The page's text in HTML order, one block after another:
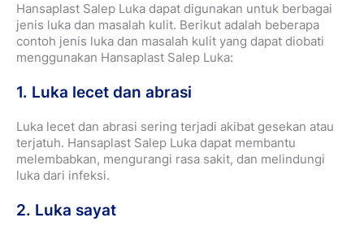
Hansaplast Salep Luka dapat digunakan untuk berbagai
jenis luka dan masalah kulit. Berikut adalah beberapa
contoh jenis luka dan masalah kulit yang dapat diobati
menggunakan Hansaplast Salep Luka:
1. Luka lecet dan abrasi
Luka lecet dan abrasi sering terjadi akibat gesekan atau
terjatuh. Hansaplast Salep Luka dapat membantu
melembabkan, mengurangi rasa sakit, dan melindungi
luka dari infeksi.
2. Luka sayat